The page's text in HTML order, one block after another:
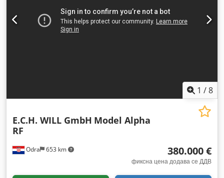
1 /8
Odra 653 km
E.C.H. WILL GmbH Model Alpha
RF
380.000 €
фиксна цена додава се ДДВ